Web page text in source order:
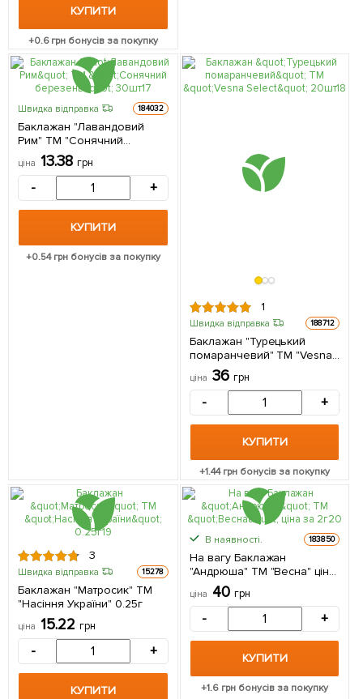
КУПИТИ
+0.6грн бонусів за покупку
Швидка відправка 184032
Баклажан "Лавандовий
Рим" ТМ "Сонячний
березень" 30шт
ціна 13.38 грн
- +
КУПИТИ
+0.54грн бонусів за покупку
1
Швидка відправка 188712
Баклажан "Турецький
помаранчевий" ТМ "Vesna
Select" 20шт
ціна 36 грн
- +
КУПИТИ
+1.44грн бонусів за покупку
3
Швидка відправка 15278
Баклажан "Матросик" ТМ
"Насіння України" 0.25г
ціна 15.22 грн
- +
КУПИТИ
В наявності. 183850
На вагу Баклажан
"Андрюша" ТМ "Весна" ціна
за 2г
ціна 40 грн
- +
КУПИТИ
+1.6 грн бонусів за покупку